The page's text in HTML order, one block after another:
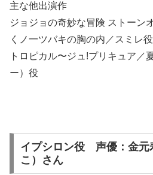
主な他出演作
ジョジョの奇妙な冒険 ストーン
くノ一ツバキの胸の内／スミレ役
トロピカル〜ジュ!プリキュア／
ー）役
イプシロン役 声優：金元
こ）さん